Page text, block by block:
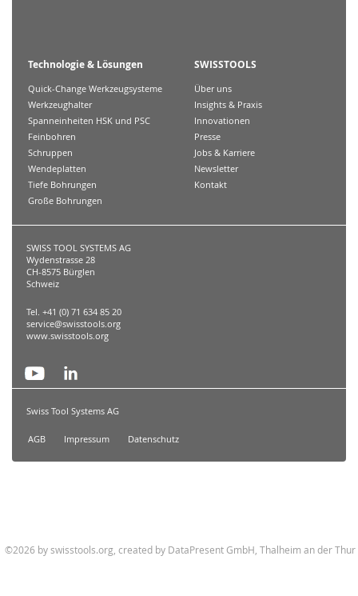
Technologie & Lösungen
Quick-Change Werkzeugsysteme
Werkzeughalter
Spanneinheiten HSK und PSC
Feinbohren
Schruppen
Wendeplatten
Tiefe Bohrungen
Große Bohrungen
SWISSTOOLS
Über uns
Insights & Praxis
Innovationen
Presse
Jobs & Karriere
Newsletter
Kontakt
SWISS TOOL SYSTEMS AG
Wydenstrasse 28
CH-8575 Bürglen
Schweiz
Tel. +41 (0) 71 634 85 20
service@swisstools.org
www.swisstools.org
Swiss Tool Systems AG
AGB Impressum Datenschutz
©2026 by swisstools.org, created by DataPresent GmbH, Thalheim an der Thur